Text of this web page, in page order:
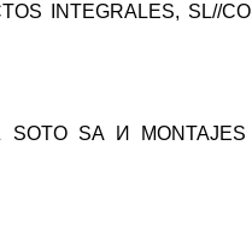
INTEGRALES, SL//
SA И MONTAJES -